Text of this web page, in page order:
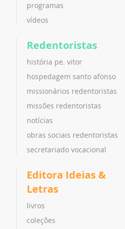
programas
vídeos
Redentoristas
história pe. vitor
hospedagem santo afonso
missionários redentoristas
missões redentoristas
notícias
obras sociais redentoristas
secretariado vocacional
Editora Ideias &
Letras
livros
coleções